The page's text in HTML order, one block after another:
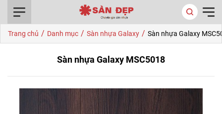
Trang chủ / Danh mục / Sàn nhựa Galaxy / Sàn nhựa Galaxy
Sàn nhựa Galaxy MSC5018